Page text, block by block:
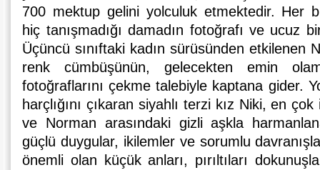
700 mektup gelini yolculuk etmektedir. Her
hiç tanışmadığı damadın fotoğrafı ve ucuz
Üçüncü sınıftaki kadın sürüsünden etkilenen
renk cümbüşünün, gelecekten emin
fotoğraflarını çekme talebiyle kaptana gider.
harçlığını çıkaran siyahlı terzi kız Niki, en
ve Norman arasındaki gizli aşkla
güçlü duygular, ikilemler ve sorumlu
önemli olan küçük anları, pırıltıları